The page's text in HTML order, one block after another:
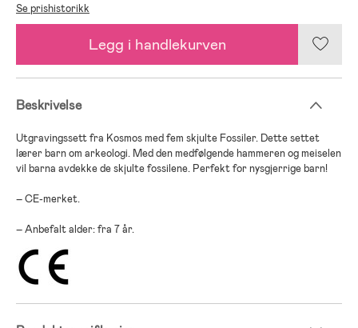
Se prishistorikk
Legg i handlekurven
Beskrivelse
Utgravingssett fra Kosmos med fem skjulte Fossiler. Dette settet
lærer barn om arkeologi. Med den medfølgende hammeren og meiselen
vil barna avdekke de skjulte fossilene. Perfekt for nysgjerrige barn!
– CE-merket.
– Anbefalt alder: fra 7 år.